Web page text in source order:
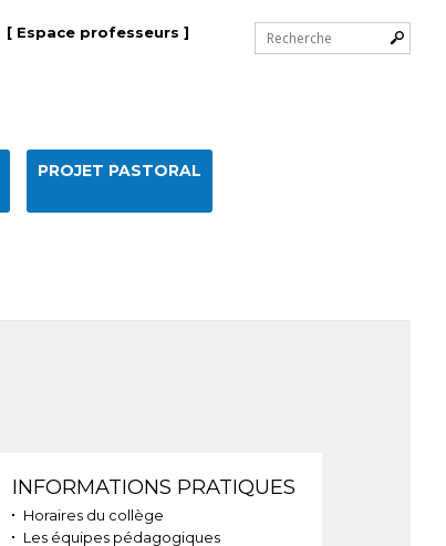
[ Espace professeurs ]
PROJET PASTORAL
Chercher par
Navigation
INFORMATIONS PRATIQUES
Horaires du collège
Les équipes pédagogiques